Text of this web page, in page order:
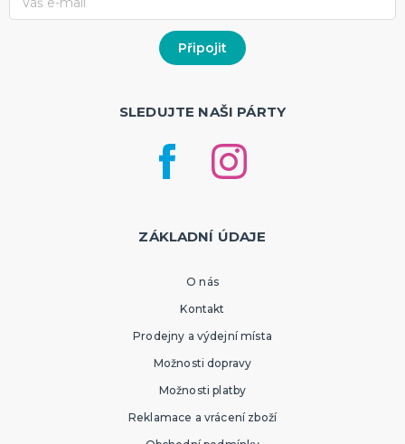
SLEDUJTE NAŠI PÁRTY
ZÁKLADNÍ ÚDAJE
O nás
Kontakt
Prodejny a výdejní místa
Možnosti dopravy
Možnosti platby
Reklamace a vrácení zboží